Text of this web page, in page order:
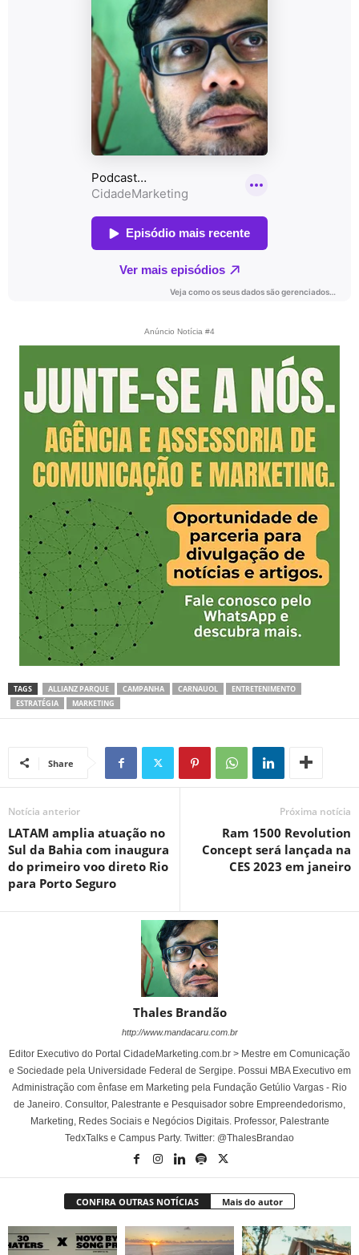
Anúncio Notícia #4
TAGS ALLIANZ PARQUE CAMPANHA CARNAUOL
ENTRETENIMENTO
ESTRATÉGIA
MARKETING
Share
Notícia anterior
LATAM amplia atuação no
Sul da Bahia com inaugura
do primeiro voo direto Rio
para Porto Seguro
Próxima notícia
Ram 1500 Revolution
Concept será lançada na
CES 2023 em janeiro
Thales Brandão
http://www.mandacaru.com.br
Editor Executivo do Portal CidadeMarketing.com.br > Mestre em Comunicação
e Sociedade pela Universidade Federal de Sergipe. Possui MBA Executivo em
Administração com ênfase em Marketing pela Fundação Getúlio Vargas - Rio
de Janeiro. Consultor, Palestrante e Pesquisador sobre Empreendedorismo,
Marketing, Redes Sociais e Negócios Digitais. Professor, Palestrante
TedxTalks e Campus Party. Twitter: @ThalesBrandao
CONFIRA OUTRAS NOTÍCIAS Mais do autor